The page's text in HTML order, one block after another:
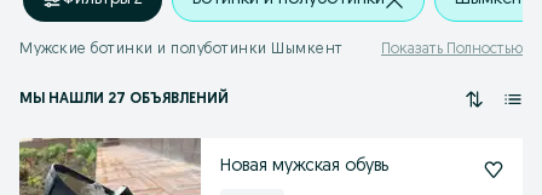
Мужские ботинки и полуботинки Шымкент Показать Полностью
МЫ НАШЛИ 27 ОБЪЯВЛЕНИЙ
Новая мужская обувь